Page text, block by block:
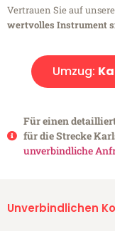
Vertrauen Sie auf
wertvolles Instrument
Umzug:
Für einen
für die Strecke
unverbindliche
Unverbindlichen